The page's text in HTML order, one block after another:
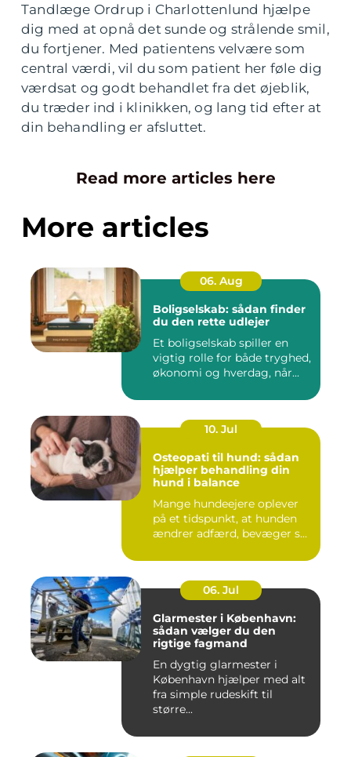
Tandlæge Ordrup i Charlottenlund hjælpe
dig med at opnå det sunde og strålende smil,
du fortjener. Med patientens velvære som
central værdi, vil du som patient her føle dig
værdsat og godt behandlet fra det øjeblik,
du træder ind i klinikken, og lang tid efter at
din behandling er afsluttet.
Read more articles here
More articles
06. Aug
Boligselskab: sådan finder
du den rette udlejer
Et boligselskab spiller en
vigtig rolle for både tryghed,
økonomi og hverdag, når...
10. Jul
Osteopati til hund: sådan
hjælper behandling din
hund i balance
Mange hundeejere oplever
på et tidspunkt, at hunden
ændrer adfærd, bevæger s...
06. Jul
Glarmester i København:
sådan vælger du den
rigtige fagmand
En dygtig glarmester i
København hjælper med alt
fra simple rudeskift til
større...